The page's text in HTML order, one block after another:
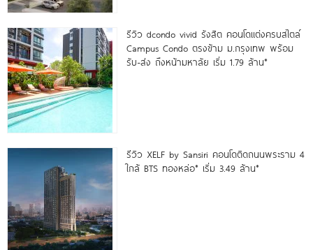
รีวิว dcondo vivid รังสิต คอนโดแต่งครบสไตล์
Campus Condo ตรงข้าม ม.กรุงเทพ พร้อม
รับ-ส่ง ถึงหน้ามหาลัย เริ่ม 1.79 ล้าน*
รีวิว XELF by Sansiri คอนโดติดถนนพระราม 4
ใกล้ BTS ทองหล่อ* เริ่ม 3.49 ล้าน*